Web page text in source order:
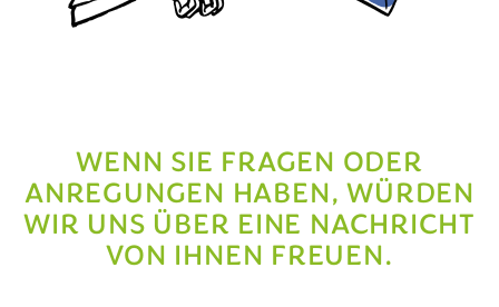
WENN SIE FRAGEN ODER
ANREGUNGEN HABEN, WÜRDEN
WIR UNS ÜBER EINE NACHRICHT
VON IHNEN FREUEN.